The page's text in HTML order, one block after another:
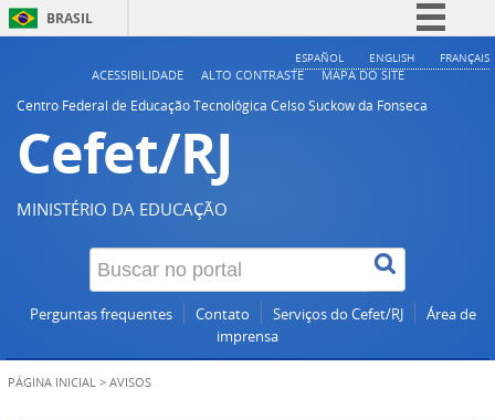
BRASIL
Simplifique!
ESPAÑOL ENGLISH FRANÇAIS
ACESSIBILIDADE ALTO CONTRASTE
MAPA DO SITE
Centro Federal de Educação Tecnológica Celso Suckow da Fonseca
Cefet/RJ
MINISTÉRIO DA EDUCAÇÃO
Perguntas frequentes Contato Serviços do Cefet/RJ
Área de
imprensa
PÁGINA INICIAL > AVISOS